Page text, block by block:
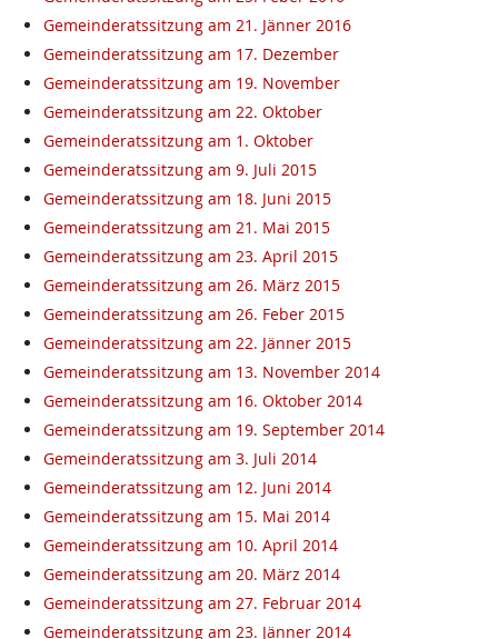
Gemeinderatssitzung am 21. Jänner 2016
Gemeinderatssitzung am 17. Dezember
Gemeinderatssitzung am 19. November
Gemeinderatssitzung am 22. Oktober
Gemeinderatssitzung am 1. Oktober
Gemeinderatssitzung am 9. Juli 2015
Gemeinderatssitzung am 18. Juni 2015
Gemeinderatssitzung am 21. Mai 2015
Gemeinderatssitzung am 23. April 2015
Gemeinderatssitzung am 26. März 2015
Gemeinderatssitzung am 26. Feber 2015
Gemeinderatssitzung am 22. Jänner 2015
Gemeinderatssitzung am 13. November 2014
Gemeinderatssitzung am 16. Oktober 2014
Gemeinderatssitzung am 19. September 2014
Gemeinderatssitzung am 3. Juli 2014
Gemeinderatssitzung am 12. Juni 2014
Gemeinderatssitzung am 15. Mai 2014
Gemeinderatssitzung am 10. April 2014
Gemeinderatssitzung am 20. März 2014
Gemeinderatssitzung am 27. Februar 2014
Gemeinderatssitzung am 23. Jänner 2014